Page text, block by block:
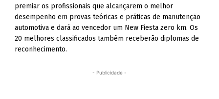
premiar os profissionais que alcançarem o melhor
desempenho em provas teóricas e práticas de manutenção
automotiva e dará ao vencedor um New Fiesta zero km. Os
20 melhores classificados também receberão diplomas de
reconhecimento.
- Publicidade -